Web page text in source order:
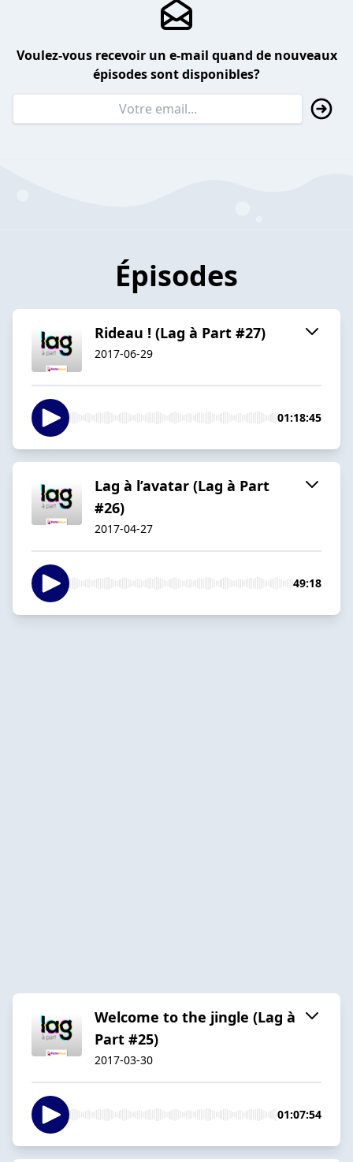
Voulez-vous recevoir un e-mail quand de nouveaux
épisodes sont disponibles?
Épisodes
Rideau ! (Lag à Part #27)
2017-06-29
01:18:45
Lag à l’avatar (Lag à Part
#26)
2017-04-27
49:18
Welcome to the jingle (Lag à
Part #25)
2017-03-30
01:07:54